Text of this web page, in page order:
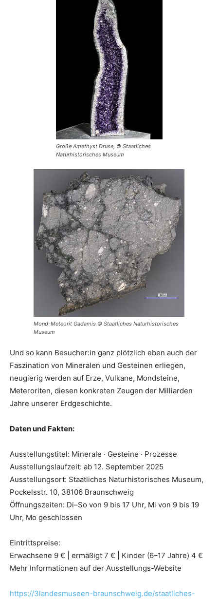
Große Amethyst Druse, © Staatliches
Naturhistorisches Museum
Mond-Meteorit Gadamis © Staatliches Naturhistorisches
Museum
Und so kann Besucher:in ganz plötzlich eben auch der
Faszination von Mineralen und Gesteinen erliegen,
neugierig werden auf Erze, Vulkane, Mondsteine,
Meteroriten, diesen konkreten Zeugen der Milliarden
Jahre unserer Erdgeschichte.
Daten und Fakten:
Ausstellungstitel: Minerale · Gesteine · Prozesse
Ausstellungslaufzeit: ab 12. September 2025
Ausstellungsort: Staatliches Naturhistorisches Museum,
Pockelsstr. 10, 38106 Braunschweig
Öffnungszeiten: Di–So von 9 bis 17 Uhr, Mi von 9 bis 19
Uhr, Mo geschlossen
Eintrittspreise:
Erwachsene 9 € | ermäßigt 7 € | Kinder (6–17 Jahre) 4 €
Mehr Informationen auf der Ausstellungs-Website
https://3landesmuseen-braunschweig.de/staatliches-